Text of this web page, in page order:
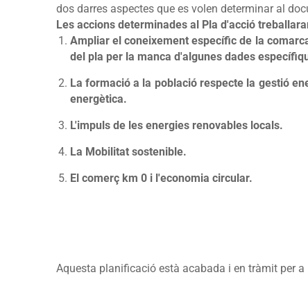
dos darres aspectes que es volen determinar al
Les accions determinades al Pla d'acció
Ampliar el coneixement específic de la
del pla per la manca d'algunes dades
La formació a la població respecte la gestió
energètica.
L'impuls de les energies renovables locals.
La Mobilitat sostenible.
El comerç km 0 i l'economia circular.
Aquesta planificació està acabada i en tràmit per